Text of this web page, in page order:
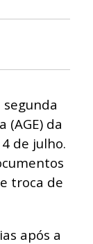
da
de julho.
troca de
após a